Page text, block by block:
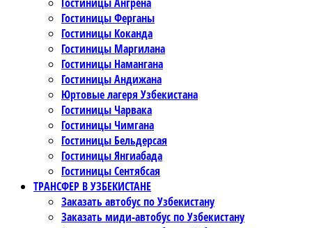
Гостиницы Ферганы
Гостиницы Коканда
Гостиницы Маргилана
Гостиницы Намангана
Гостиницы Андижана
Юртовые лагеря Узбекистана
Гостиницы Чарвака
Гостиницы Чимгана
Гостиницы Бельдерсая
Гостиницы Янгиабада
Гостиницы Сентябсая
ТРАНСФЕР В УЗБЕКИСТАНЕ
Заказать автобус по Узбекистану
Заказать миди-автобус по Узбекистану